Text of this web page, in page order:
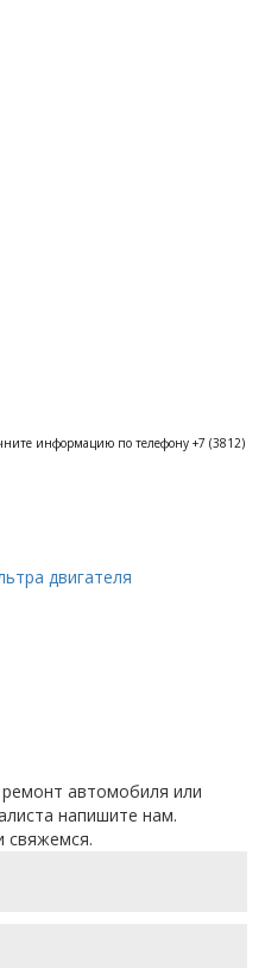
информацию по телефону +7 (3812)
двигателя
автомобиля или
напишите нам.